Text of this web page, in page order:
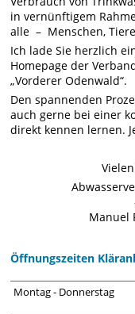
in vernünftigem
alle – Menschen,
Ich lade Sie herzlich
Homepage der
„Vorderer Odenwald“.
Den spannenden
auch gerne bei einer
direkt kennen lernen.
Manuel
Öffnungszeiten
Montag - Donnerstag